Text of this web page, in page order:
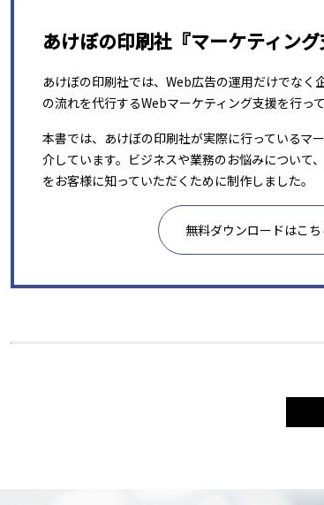
あけぼの印刷社『マーケティング
あけぼの印刷社では、Web広告の運用だけでなく
の流れを代行するWebマーケティング支援を行って
本書では、あけぼの印刷社が実際に行っているマ
介しています。ビジネスや業務のお悩みについて
をお客様に知っていただくために制作しました。
無料ダウンロードはこち